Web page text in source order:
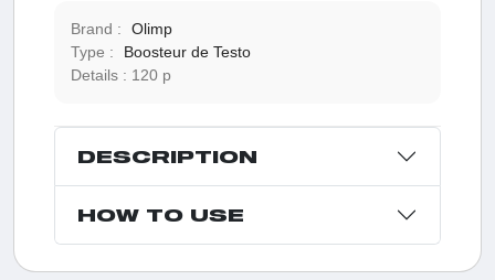
Brand :
Olimp
Type :
Boosteur de Testo
Details :
120 p
DESCRIPTION
HOW TO USE